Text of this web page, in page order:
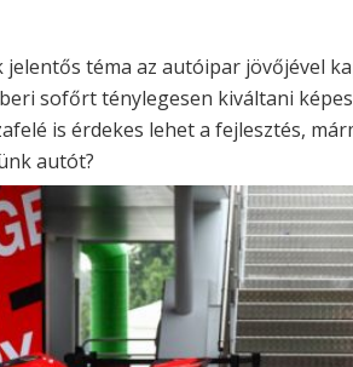
jelentős téma az autóipar jövőjével
sofőrt ténylegesen kiváltani
is érdekes lehet a fejlesztés,
autót?